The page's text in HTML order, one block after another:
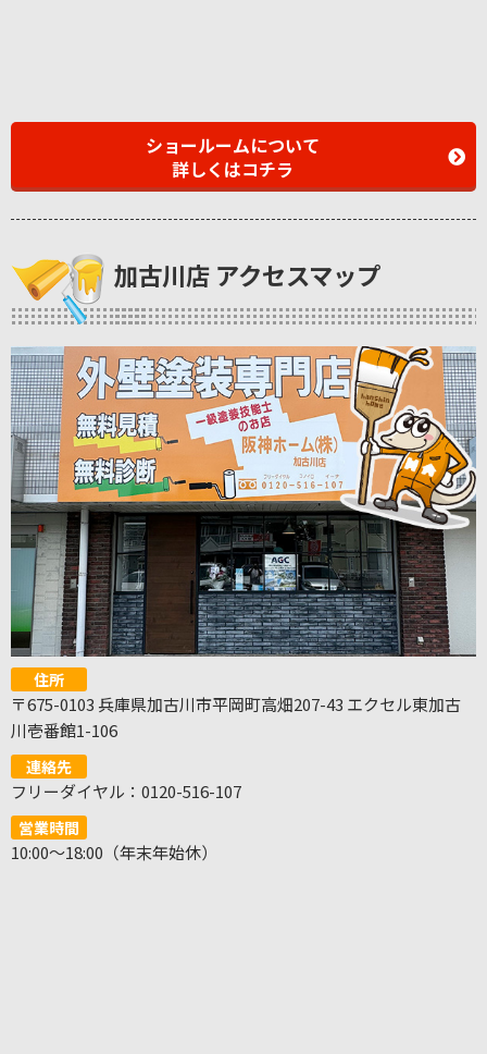
ショールームについて
詳しくはコチラ
加古川店 アクセスマップ
住所
〒675-0103 兵庫県加古川市平岡町高畑207-43 エクセル東加古
川壱番館1-106
連絡先
フリーダイヤル：0120-516-107
営業時間
10:00～18:00（年末年始休）